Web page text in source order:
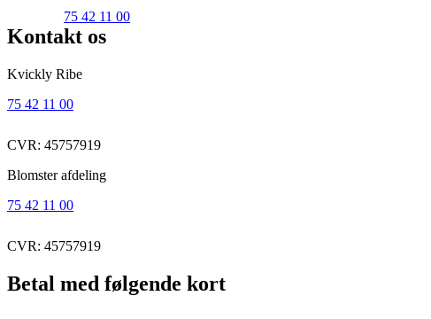
75 42 11 00
Kontakt os
Kvickly Ribe
75 42 11 00
CVR: 45757919
Blomster afdeling
75 42 11 00
CVR: 45757919
Betal med følgende kort